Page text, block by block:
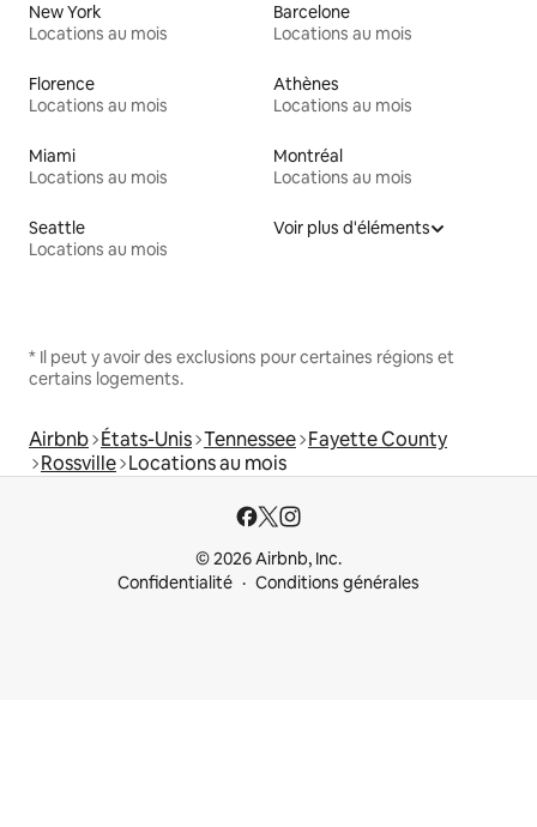
New York
Locations au mois
Barcelone
Locations au mois
Florence
Locations au mois
Athènes
Locations au mois
Miami
Locations au mois
Montréal
Locations au mois
Seattle
Locations au mois
Voir plus d'éléments
* Il peut y avoir des exclusions pour certaines régions et
certains logements.
Airbnb États-Unis Tennessee Fayette County
Rossville Locations au mois
© 2026 Airbnb, Inc.
Confidentialité
Conditions générales